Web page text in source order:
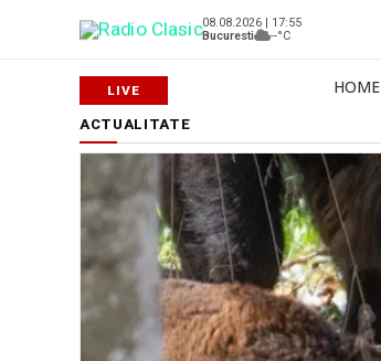
08.08.2026 | 17:55
Bucuresti
--°C
HOME
ACTUALITATE